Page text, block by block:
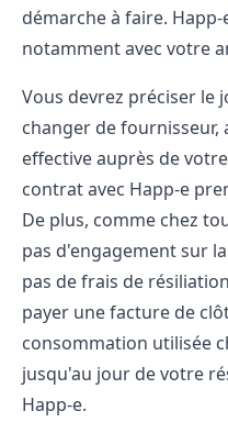
démarche à faire.
notamment avec votre
Vous devrez préciser le
changer de
effective auprès de
contrat avec Happ-e
De plus, comme chez
pas d'engagement sur
pas de frais de
payer une facture de
consommation utilisée
jusqu'au jour de votre
Happ-e.